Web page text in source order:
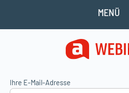
MENÜ
Ihre E-Mail-Adresse